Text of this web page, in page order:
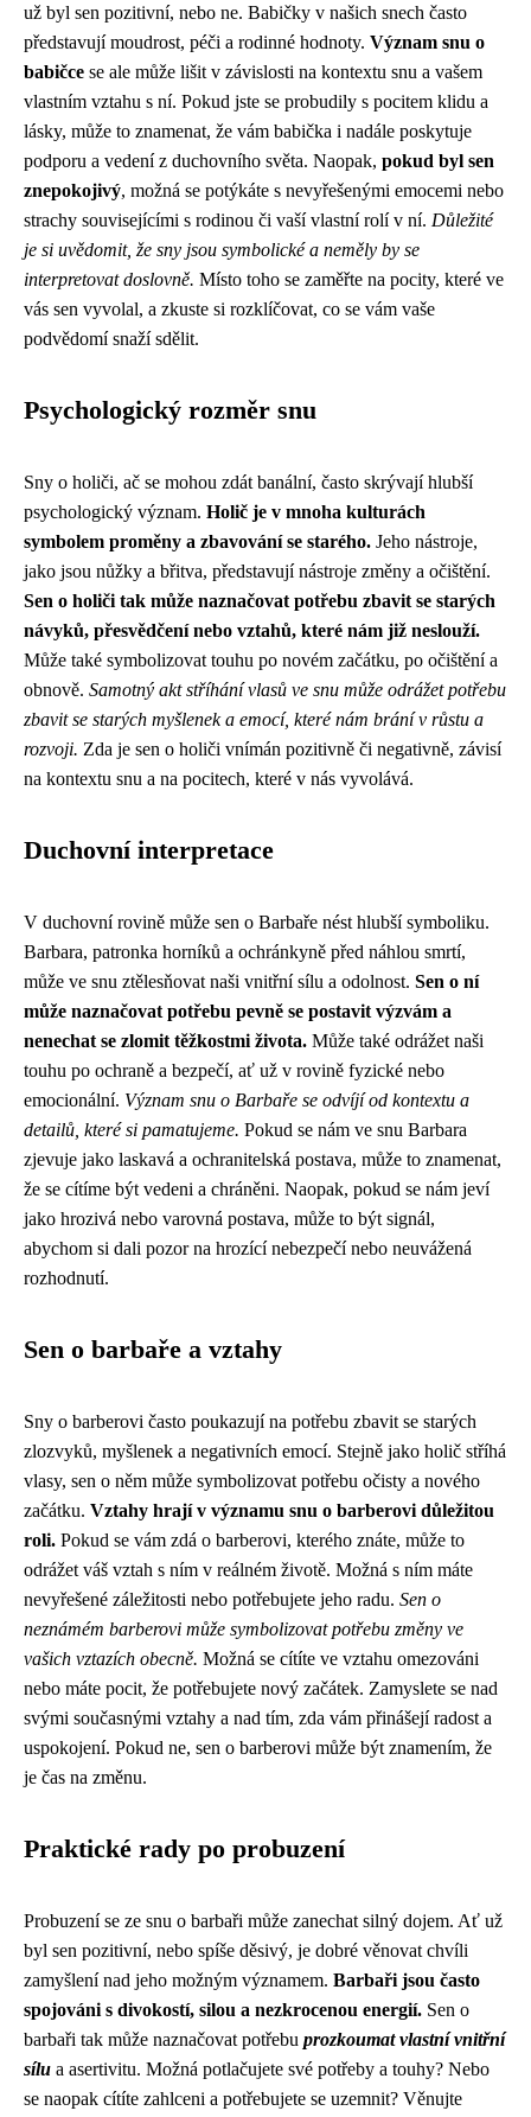
už byl sen pozitivní, nebo ne. Babičky v našich snech často
představují moudrost, péči a rodinné hodnoty. Význam snu o
babičce se ale může lišit v závislosti na kontextu snu a vašem
vlastním vztahu s ní. Pokud jste se probudily s pocitem klidu a
lásky, může to znamenat, že vám babička i nadále poskytuje
podporu a vedení z duchovního světa. Naopak, pokud byl sen
znepokojivý, možná se potýkáte s nevyřešenými emocemi nebo
strachy souvisejícími s rodinou či vaší vlastní rolí v ní. Důležité
je si uvědomit, že sny jsou symbolické a neměly by se
interpretovat doslovně. Místo toho se zaměřte na pocity, které ve
vás sen vyvolal, a zkuste si rozklíčovat, co se vám vaše
podvědomí snaží sdělit.
Psychologický rozměr snu
Sny o holiči, ač se mohou zdát banální, často skrývají hlubší
psychologický význam. Holič je v mnoha kulturách
symbolem proměny a zbavování se starého. Jeho nástroje,
jako jsou nůžky a břitva, představují nástroje změny a očištění.
Sen o holiči tak může naznačovat potřebu zbavit se starých
návyků, přesvědčení nebo vztahů, které nám již neslouží.
Může také symbolizovat touhu po novém začátku, po očištění a
obnově. Samotný akt stříhání vlasů ve snu může odrážet potřebu
zbavit se starých myšlenek a emocí, které nám brání v růstu a
rozvoji. Zda je sen o holiči vnímán pozitivně či negativně, závisí
na kontextu snu a na pocitech, které v nás vyvolává.
Duchovní interpretace
V duchovní rovině může sen o Barbaře nést hlubší symboliku.
Barbara, patronka horníků a ochránkyně před náhlou smrtí,
může ve snu ztělesňovat naši vnitřní sílu a odolnost. Sen o ní
může naznačovat potřebu pevně se postavit výzvám a
nenechat se zlomit těžkostmi života. Může také odrážet naši
touhu po ochraně a bezpečí, ať už v rovině fyzické nebo
emocionální. Význam snu o Barbaře se odvíjí od kontextu a
detailů, které si pamatujeme. Pokud se nám ve snu Barbara
zjevuje jako laskavá a ochranitelská postava, může to znamenat,
že se cítíme být vedeni a chráněni. Naopak, pokud se nám jeví
jako hrozivá nebo varovná postava, může to být signál,
abychom si dali pozor na hrozící nebezpečí nebo neuvážená
rozhodnutí.
Sen o barbaře a vztahy
Sny o barberovi často poukazují na potřebu zbavit se starých
zlozvyků, myšlenek a negativních emocí. Stejně jako holič stříhá
vlasy, sen o něm může symbolizovat potřebu očisty a nového
začátku. Vztahy hrají v významu snu o barberovi důležitou
roli. Pokud se vám zdá o barberovi, kterého znáte, může to
odrážet váš vztah s ním v reálném životě. Možná s ním máte
nevyřešené záležitosti nebo potřebujete jeho radu. Sen o
neznámém barberovi může symbolizovat potřebu změny ve
vašich vztazích obecně. Možná se cítíte ve vztahu omezováni
nebo máte pocit, že potřebujete nový začátek. Zamyslete se nad
svými současnými vztahy a nad tím, zda vám přinášejí radost a
uspokojení. Pokud ne, sen o barberovi může být znamením, že
je čas na změnu.
Praktické rady po probuzení
Probuzení se ze snu o barbaři může zanechat silný dojem. Ať už
byl sen pozitivní, nebo spíše děsivý, je dobré věnovat chvíli
zamyšlení nad jeho možným významem. Barbaři jsou často
spojováni s divokostí, silou a nezkrocenou energií. Sen o
barbaři tak může naznačovat potřebu prozkoumat vlastní vnitřní
sílu a asertivitu. Možná potlačujete své potřeby a touhy? Nebo
se naopak cítíte zahlceni a potřebujete se uzemnit? Věnujte